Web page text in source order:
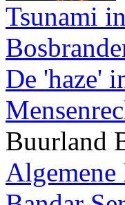
Tsunami
De 'haze'
Buurland